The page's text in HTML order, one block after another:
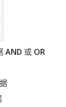
AND 或 OR